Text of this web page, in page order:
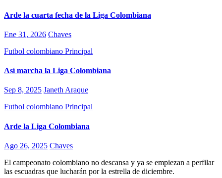
Arde la cuarta fecha de la Liga Colombiana
Ene 31, 2026 Chaves
Futbol colombiano Principal
Así marcha la Liga Colombiana
Sep 8, 2025 Janeth Araque
Futbol colombiano Principal
Arde la Liga Colombiana
Ago 26, 2025 Chaves
El campeonato colombiano no descansa y ya se empiezan a perfilar
las escuadras que lucharán por la estrella de diciembre.